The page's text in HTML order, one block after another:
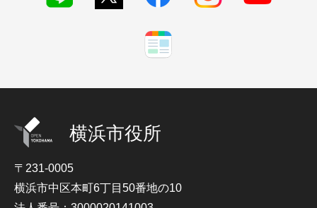
横浜市役所
〒231-0005
横浜市中区本町6丁目50番地の10